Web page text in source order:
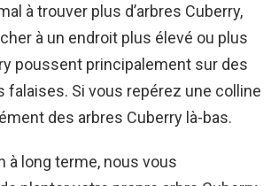
à trouver plus d’arbres Cuberry,
à un endroit plus élevé ou plus
poussent principalement sur des
falaises. Si vous repérez une colline
des arbres Cuberry là-bas.
à long terme, nous vous